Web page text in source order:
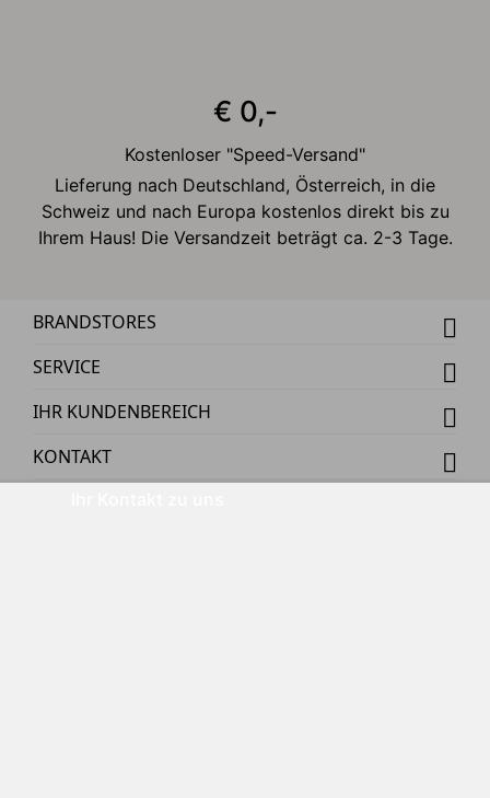
€ 0,-
Kostenloser "Speed-Versand"
Lieferung nach Deutschland, Österreich, in die
Schweiz und nach Europa kostenlos direkt bis zu
Ihrem Haus! Die Versandzeit beträgt ca. 2-3 Tage.
BRANDSTORES
SERVICE
IHR KUNDENBEREICH
KONTAKT